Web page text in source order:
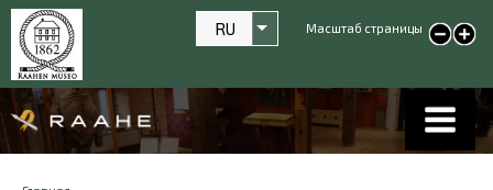
Масштаб страницы
smaller text
RU Список дополнительных